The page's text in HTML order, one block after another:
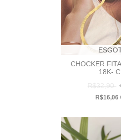
CHOCKER
18K-
R$32,90
R$16,06